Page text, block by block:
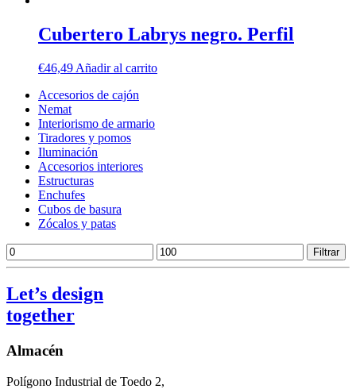
Cubertero Labrys negro. Perfil
€46,49 Añadir al carrito
Accesorios de cajón
Nemat
Interiorismo de armario
Tiradores y pomos
Iluminación
Accesorios interiores
Estructuras
Enchufes
Cubos de basura
Zócalos y patas
Precio
mínimo
Precio
máximo
Filtrar
Let’s design
together
Almacén
Polígono Industrial de Toedo 2,